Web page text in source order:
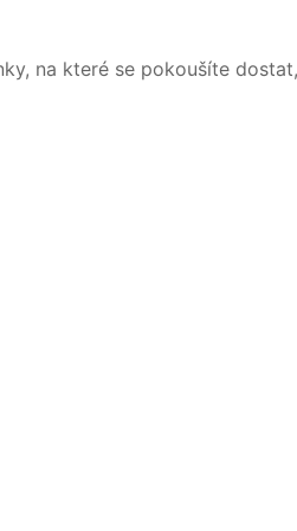
na které se pokoušíte